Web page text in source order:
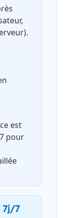
est
pour
7j/7